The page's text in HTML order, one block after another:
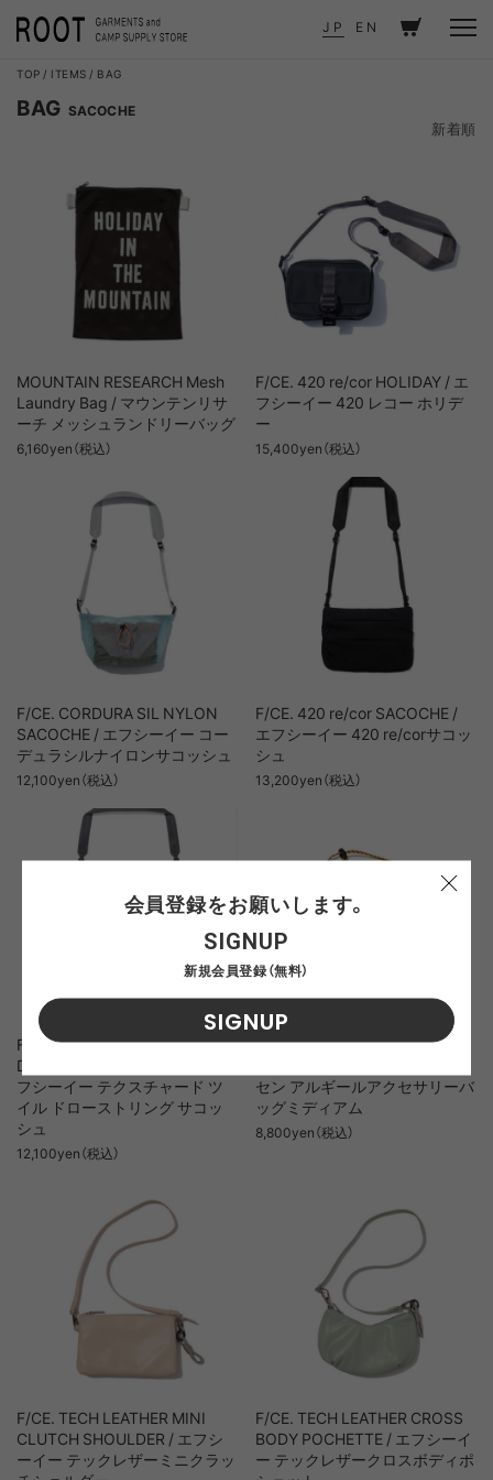
JP EN
TOP ITEMS BAG
BAG SACOCHE
新着順
価格が高い順
MOUNTAIN RESEARCH Mesh
Laundry Bag / マウンテンリサ
ーチ メッシュランドリーバッグ
6,160yen（税込）
F/CE. 420 re/cor HOLIDAY / エ
フシーイー 420 レコー ホリデ
ー
15,400yen（税込）
F/CE. CORDURA SIL NYLON
SACOCHE / エフシーイー コー
デュラシルナイロンサコッシュ
12,100yen（税込）
F/CE. 420 re/cor SACOCHE /
エフシーイー 420 re/corサコッ
シュ
13,200yen（税込）
F/CE. TEXTURED TWILL
DRAWSTRING SACOCHE / エ
フシーイー テクスチャード ツ
イル ドローストリング サコッ
シュ
12,100yen（税込）
Klatter musen Algir Accessory
セン アルギールアクセサリーバ
ッグミディアム
8,800yen（税込）
F/CE. TECH LEATHER MINI
CLUTCH SHOULDER / エフシ
ーイー テックレザーミニクラッ
F/CE. TECH LEATHER CROSS
BODY POCHETTE / エフシーイ
ー テックレザークロスボディポ
会員登録をお願いします。
SIGNUP
新規会員登録（無料）
SIGNUP